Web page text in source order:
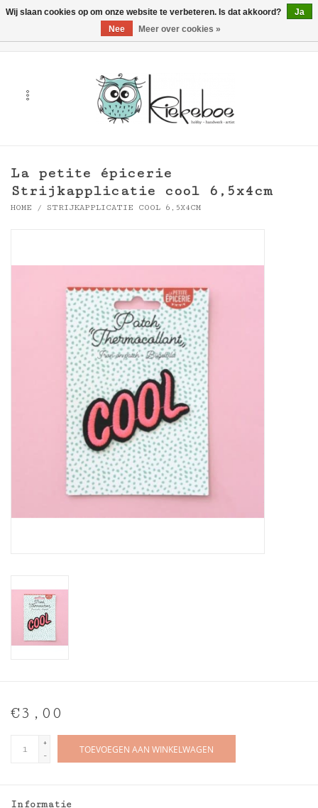
Handwerk & Textiel
Merken
Inlijsting
Springkasteel
La petite épicerie
Strijkapplicatie cool 6,5x4cm
HOME / STRIJKAPPLICATIE COOL 6,5X4CM
€3,00
+
-
TOEVOEGEN AAN WINKELWAGEN
Informatie
Wij slaan cookies op om onze website te verbeteren. Is dat akkoord?
Ja
Nee
Meer over cookies »